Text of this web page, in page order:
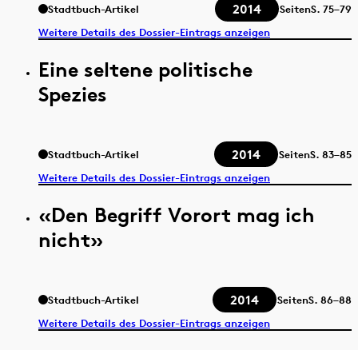
Stadtbuch-Artikel 2014 SeitenS. 75–79
Weitere Details des Dossier-Eintrags anzeigen
Eine seltene politische
Spezies
Stadtbuch-Artikel 2014 SeitenS. 83–85
Weitere Details des Dossier-Eintrags anzeigen
«Den Begriff Vorort mag ich
nicht»
Stadtbuch-Artikel 2014 SeitenS. 86–88
Weitere Details des Dossier-Eintrags anzeigen